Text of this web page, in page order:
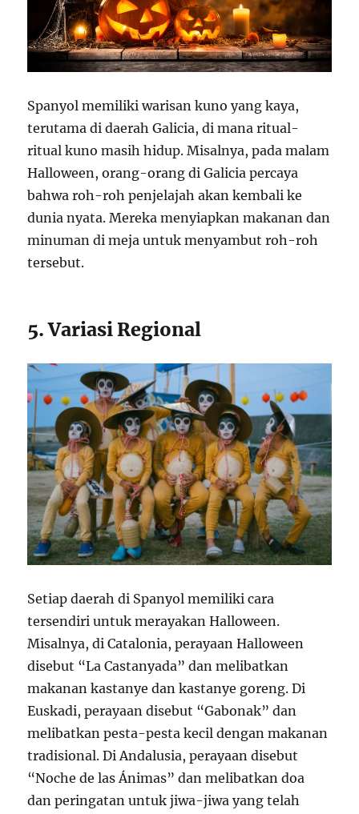
Spanyol memiliki warisan kuno yang kaya,
terutama di daerah Galicia, di mana ritual-
ritual kuno masih hidup. Misalnya, pada malam
Halloween, orang-orang di Galicia percaya
bahwa roh-roh penjelajah akan kembali ke
dunia nyata. Mereka menyiapkan makanan dan
minuman di meja untuk menyambut roh-roh
tersebut.
5. Variasi Regional
Setiap daerah di Spanyol memiliki cara
tersendiri untuk merayakan Halloween.
Misalnya, di Catalonia, perayaan Halloween
disebut “La Castanyada” dan melibatkan
makanan kastanye dan kastanye goreng. Di
Euskadi, perayaan disebut “Gabonak” dan
melibatkan pesta-pesta kecil dengan makanan
tradisional. Di Andalusia, perayaan disebut
“Noche de las Ánimas” dan melibatkan doa
dan peringatan untuk jiwa-jiwa yang telah